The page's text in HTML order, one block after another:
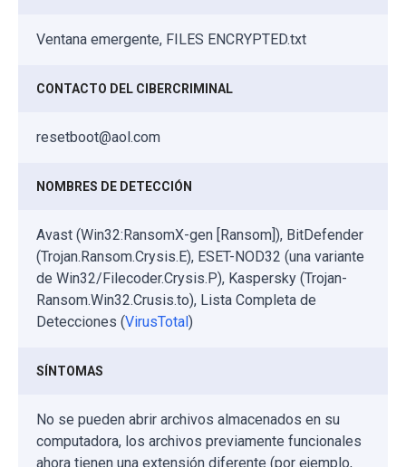
Ventana emergente, FILES ENCRYPTED.txt
CONTACTO DEL CIBERCRIMINAL
resetboot@aol.com
NOMBRES DE DETECCIÓN
Avast (Win32:RansomX-gen [Ransom]), BitDefender
(Trojan.Ransom.Crysis.E), ESET-NOD32 (una variante
de Win32/Filecoder.Crysis.P), Kaspersky (Trojan-
Ransom.Win32.Crusis.to), Lista Completa de
Detecciones (VirusTotal )
SÍNTOMAS
No se pueden abrir archivos almacenados en su
computadora, los archivos previamente funcionales
ahora tienen una extensión diferente (por ejemplo,